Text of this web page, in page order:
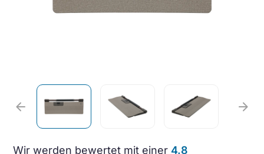
arrow_back arrow_forward
Wir werden bewertet mit einer 4.8